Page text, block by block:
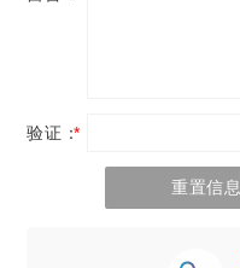
验证：
*